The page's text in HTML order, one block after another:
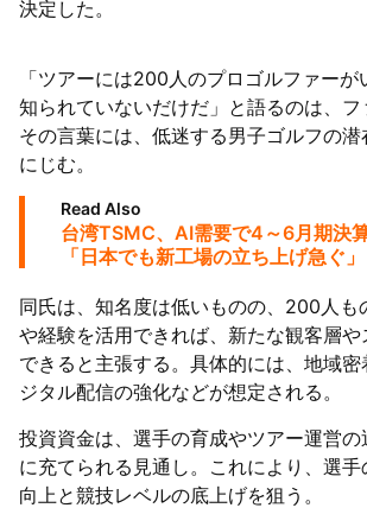
決定した。
「ツアーには200人のプロゴルファー
知られていないだけだ」と語るのは、フ
その言葉には、低迷する男子ゴルフの
にじむ。
Read Also
台湾TSMC、AI需要で4～6月期決
「日本でも新工場の立ち上げ急ぐ」
同氏は、知名度は低いものの、200人も
や経験を活用できれば、新たな観客層
できると主張する。具体的には、地域
ジタル配信の強化などが想定される。
投資資金は、選手の育成やツアー運営
に充てられる見通し。これにより、選
向上と競技レベルの底上げを狙う。